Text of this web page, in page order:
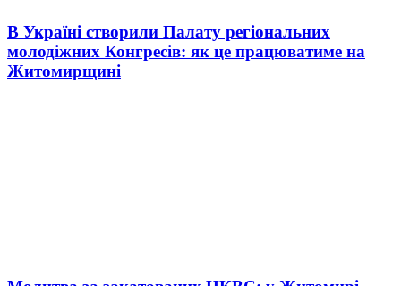
В Україні створили Палату регіональних
молодіжних Конгресів: як це працюватиме на
Житомирщині